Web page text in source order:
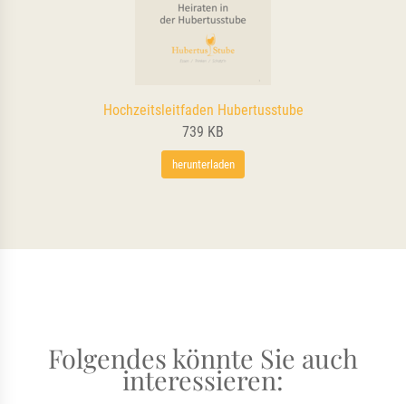
Hochzeitsleitfaden Hubertusstube
739 KB
herunterladen
Folgendes könnte Sie auch
interessieren: